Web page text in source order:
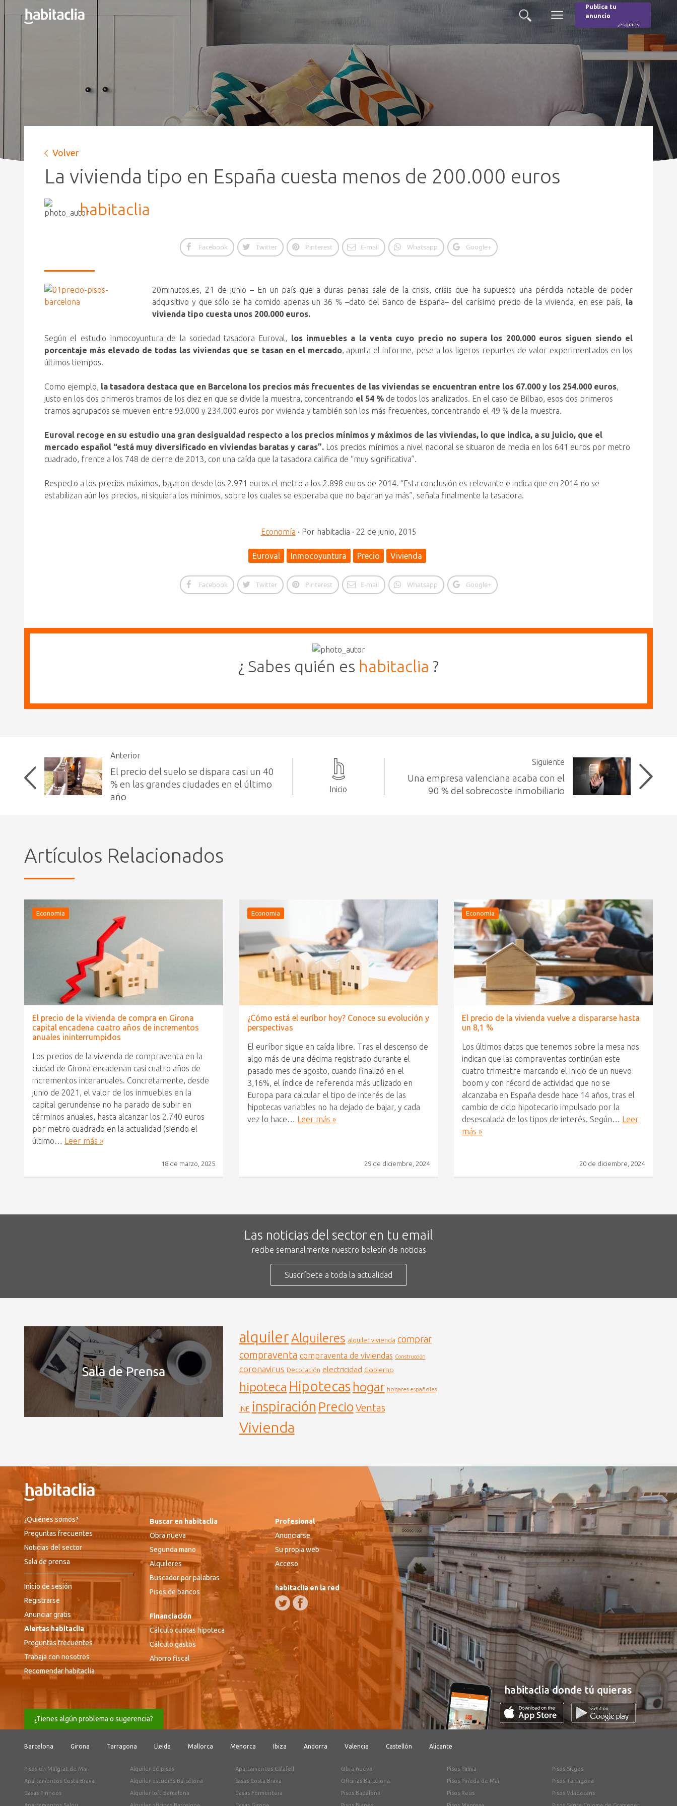
Buscar
Menú
Publica tu
anuncio
¡es gratis!
Volver
La vivienda tipo en España cuesta menos de 200.000 euros
habitaclia
Facebook Twitter Pinterest E-mail Whatsapp Google+
20minutos.es, 21 de junio – En un país que a duras penas sale de la crisis, crisis que ha supuesto una pérdida notable de poder
adquisitivo y que sólo se ha comido apenas un 36 % –dato del Banco de España– del carísimo precio de la vivienda, en ese país, la
vivienda tipo cuesta unos 200.000 euros.
Según el estudio Inmocoyuntura de la sociedad tasadora Euroval, los inmuebles a la venta cuyo precio no supera los 200.000 euros siguen siendo el
porcentaje más elevado de todas las viviendas que se tasan en el mercado, apunta el informe, pese a los ligeros repuntes de valor experimentados en los
últimos tiempos.
Como ejemplo, la tasadora destaca que en Barcelona los precios más frecuentes de las viviendas se encuentran entre los 67.000 y los 254.000 euros,
justo en los dos primeros tramos de los diez en que se divide la muestra, concentrando el 54 % de todos los analizados. En el caso de Bilbao, esos dos primeros
tramos agrupados se mueven entre 93.000 y 234.000 euros por vivienda y también son los más frecuentes, concentrando el 49 % de la muestra.
Euroval recoge en su estudio una gran desigualdad respecto a los precios mínimos y máximos de las viviendas, lo que indica, a su juicio, que el
mercado español “está muy diversificado en viviendas baratas y caras”. Los precios mínimos a nivel nacional se situaron de media en los 641 euros por metro
cuadrado, frente a los 748 de cierre de 2013, con una caída que la tasadora califica de “muy significativa”.
Respecto a los precios máximos, bajaron desde los 2.971 euros el metro a los 2.898 euros de 2014. “Esta conclusión es relevante e indica que en 2014 no se
estabilizan aún los precios, ni siquiera los mínimos, sobre los cuales se esperaba que no bajaran ya más”, señala finalmente la tasadora.
Economía · Por habitaclia · 22 de junio, 2015
Euroval Inmocoyuntura Precio Vivienda
Facebook Twitter Pinterest E-mail Whatsapp Google+
¿ Sabes quién es habitaclia ?
Anterior
El precio del suelo se dispara casi un 40
% en las grandes ciudades en el último
año
Inicio
Siguiente
Una empresa valenciana acaba con el
90 % del sobrecoste inmobiliario
Artículos Relacionados
Economía
El precio de la vivienda de compra en Girona
capital encadena cuatro años de incrementos
anuales ininterrumpidos
Los precios de la vivienda de compraventa en la
ciudad de Girona encadenan casi cuatro años de
incrementos interanuales. Concretamente, desde
junio de 2021, el valor de los inmuebles en la
capital gerundense no ha parado de subir en
términos anuales, hasta alcanzar los 2.740 euros
por metro cuadrado en la actualidad (siendo el
último… Leer más »
18 de marzo, 2025
Economía
¿Cómo está el euríbor hoy? Conoce su evolución y
perspectivas
El euríbor sigue en caída libre. Tras el descenso de
algo más de una décima registrado durante el
pasado mes de agosto, cuando finalizó en el
3,16%, el índice de referencia más utilizado en
Europa para calcular el tipo de interés de las
hipotecas variables no ha dejado de bajar, y cada
vez lo hace… Leer más »
29 de diciembre, 2024
Economía
El precio de la vivienda vuelve a dispararse hasta
un 8,1 %
Los últimos datos que tenemos sobre la mesa nos
indican que las compraventas continúan este
cuatro trimestre marcando el inicio de un nuevo
boom y con récord de actividad que no se
alcanzaba en España desde hace 14 años, tras el
cambio de ciclo hipotecario impulsado por la
desescalada de los tipos de interés. Según… Leer
más »
20 de diciembre, 2024
Las noticias del sector en tu email
recibe semanalmente nuestro boletín de noticias
Suscríbete a toda la actualidad
Sala de Prensa
alquilerAlquileres alquiler vivienda comprar
compraventa compraventa de viviendas Construcción
coronavirus Decoración electricidad Gobierno
hipoteca Hipotecas hogar hogares españoles
INE inspiración Precio Ventas
Vivienda
¿Quiénes somos?
Preguntas frecuentes
Noticias del sector
Sala de prensa
Inicio de sesión
Registrarse
Anunciar gratis
Alertas habitaclia
Preguntas frecuentes
Trabaja con nosotros
Recomendar habitaclia
Buscar en habitaclia
Obra nueva
Segunda mano
Alquileres
Buscador por palabras
Pisos de bancos
Financiación
Cálculo cuotas hipoteca
Cálculo gastos
Ahorro fiscal
Profesional
Anunciarse
Su propia web
Acceso
habitaclia en la red
habitaclia donde tú quieras
¿Tienes algún problema o sugerencia?
Barcelona Girona Tarragona Lleida Mallorca Menorca Ibiza Andorra Valencia Castellón Alicante
Pisos en Malgrat de Mar
Apartamentos Costa Brava
Casas Pirineos
Alquiler de pisos
Alquiler estudios Barcelona
Alquiler loft Barcelona
Apartamentos Calafell
casas Costa Brava
Casas Formentera
Obra nueva
Oficinas Barcelona
Pisos Badalona
Pisos Palma
Pisos Pineda de Mar
Pisos Reus
Pisos Sitges
Pisos Tarragona
Pisos Viladecans